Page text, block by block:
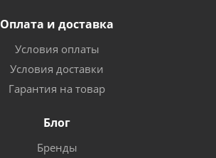
Оплата и доставка
Условия оплаты
Условия доставки
Гарантия на товар
Блог
Бренды